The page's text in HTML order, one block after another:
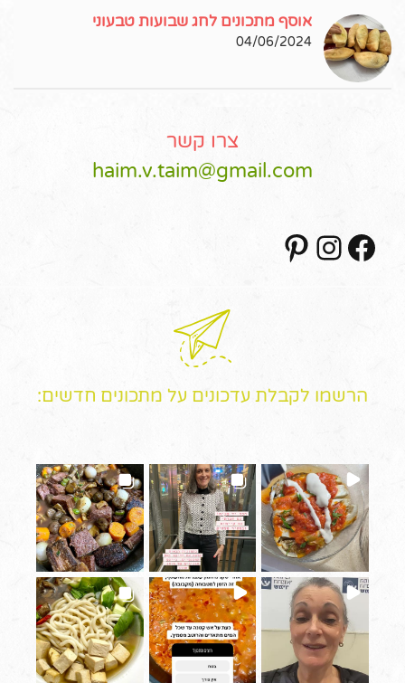
אוסף מתכונים לחג שבועות טבעוני
04/06/2024
צרו קשר
haim.v.taim@gmail.com
Facebook
Instagram
הרשמו לקבלת עדכונים על מתכונים חדשים: